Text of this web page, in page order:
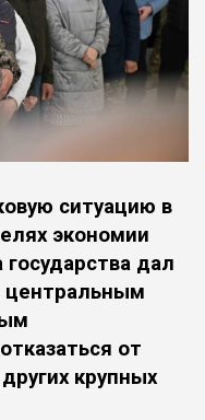
ситуацию в
экономии
дал
центральным
от
крупных